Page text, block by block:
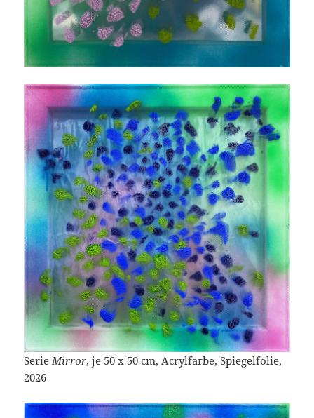
SerieMirror, je 50 x 50 cm, Acrylfarbe, Spiegelfolie,
2026